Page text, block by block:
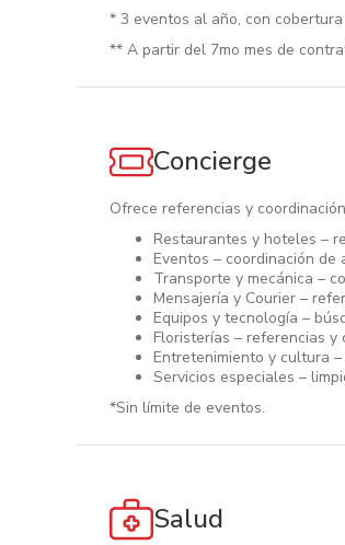
* 3 eventos al año, con
** A partir del 7mo mes de
Concierge
Ofrece referencias y
Restaurantes y hoteles –
Eventos – coordinación de
Transporte y mecánica –
Mensajería y Courier –
Equipos y tecnología –
Floristerías – referencias y
Entretenimiento y cultura
Servicios especiales –
*Sin límite de eventos.
Salud